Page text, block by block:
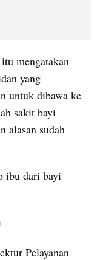
mengatakan
yang
untuk dibawa ke
sakit bayi
alasan sudah
ibu dari bayi
Pelayanan